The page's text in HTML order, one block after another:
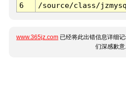
6 /source/class/
www.365jz.com 已经将此出错信息详细
们深感歉意.